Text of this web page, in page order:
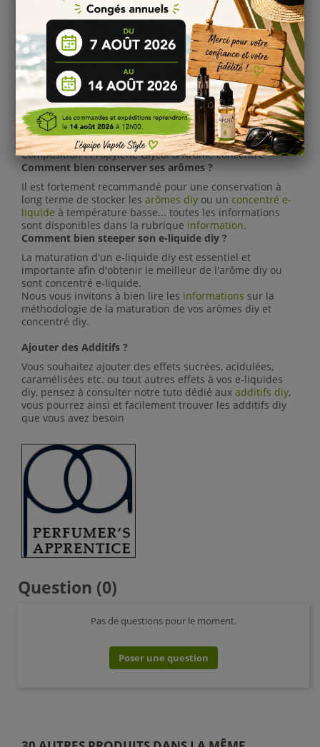
dosages en mono saveur ou utiliser notre
calculateur diy
multi arôme
pour vos recettes diy e-liquide
Maturation :
Nous vous recommandons un délai de7 joursde
maturation pour profiter pleinement des saveurs de
chaque arôme.
Information:
Conservation : stocké entre 4 et 16°C
Conforme au règlement 1334/2008/CEE
Composition :Propylène Glycol &Arôme concentré
Comment bien conserver ses arômes ?
Il est fortement recommandé pour une conservation à
long terme de stocker les arômes diy ou un concentré e-
liquide à température basse... toutes les informations
sont disponibles dans la rubrique information.
Comment bien steeper son e-liquide diy ?
La maturation d'un e-liquide diy est essentiel et
importante afin d'obtenir le meilleur de l'arôme diy ou
sont concentré e-liquide.
Nous vous invitons à bien lire les informations sur la
méthodologie de la maturation de vos arômes diy et
concentré diy.
Ajouter des Additifs ?
Vous souhaitez ajouter des effets sucrées, acidulées,
caramélisées etc. ou tout autres effets à vos e-liquides
diy, pensez à consulter notre tuto dédié aux additifs diy,
vous pourrez ainsi et facilement trouver les additifs diy
que vous avez besoin
Question (0)
Pas de questions pour le moment.
Poser une question